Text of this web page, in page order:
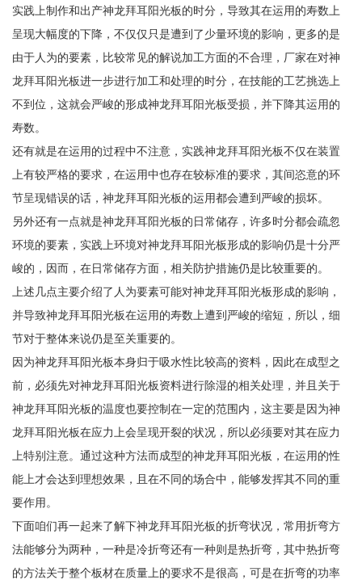
实践上制作和出产神龙拜耳阳光板的时分，导致其在运用的寿数上
呈现大幅度的下降，不仅仅只是遭到了少量环境的影响，更多的是
由于人为的要素，比较常见的解说加工方面的不合理，厂家在对神
龙拜耳阳光板进一步进行加工和处理的时分，在技能的工艺挑选上
不到位，这就会严峻的形成神龙拜耳阳光板受损，并下降其运用的
寿数。
还有就是在运用的过程中不注意，实践神龙拜耳阳光板不仅在装置
上有较严格的要求，在运用中也存在较标准的要求，其间恣意的环
节呈现错误的话，神龙拜耳阳光板的运用都会遭到严峻的损坏。
另外还有一点就是神龙拜耳阳光板的日常储存，许多时分都会疏忽
环境的要素，实践上环境对神龙拜耳阳光板形成的影响仍是十分严
峻的，因而，在日常储存方面，相关防护措施仍是比较重要的。
上述几点主要介绍了人为要素可能对神龙拜耳阳光板形成的影响，
并导致神龙拜耳阳光板在运用的寿数上遭到严峻的缩短，所以，细
节对于整体来说仍是至关重要的。
因为神龙拜耳阳光板本身归于吸水性比较高的资料，因此在成型之
前，必须先对神龙拜耳阳光板资料进行除湿的相关处理，并且关于
神龙拜耳阳光板的温度也要控制在一定的范围内，这主要是因为神
龙拜耳阳光板在应力上会呈现开裂的状况，所以必须要对其在应力
上特别注意。通过这种方法而成型的神龙拜耳阳光板，在运用的性
能上才会达到理想效果，且在不同的场合中，能够发挥其不同的重
要作用。
下面咱们再一起来了解下神龙拜耳阳光板的折弯状况，常用折弯方
法能够分为两种，一种是冷折弯还有一种则是热折弯，其中热折弯
的方法关于整个板材在质量上的要求不是很高，可是在折弯的功率